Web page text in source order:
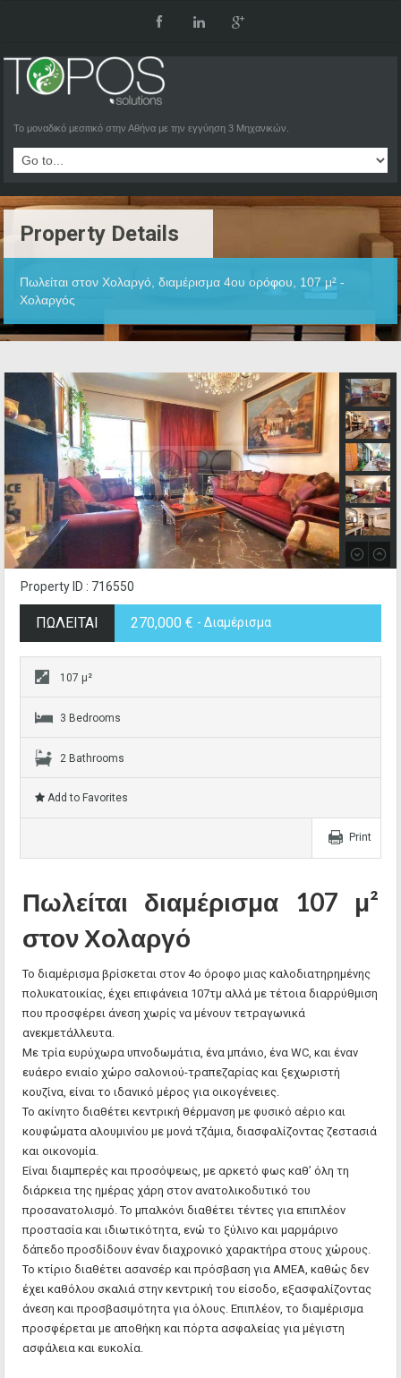
Το μοναδικό μεσιτικό στην Αθήνα με την εγγύηση 3 Μηχανικών.
Property Details
Πωλείται στον Χολαργό, διαμέρισμα 4ου ορόφου, 107 μ² -
Χολαργός
Property ID : 716550
ΠΩΛΕΙΤΑΙ 270,000 € - Διαμέρισμα
107 μ²
3 Bedrooms
2 Bathrooms
Add to Favorites
Print
Πωλείται διαμέρισμα 107 μ²
στον Χολαργό
Το διαμέρισμα βρίσκεται στον 4ο όροφο μιας καλοδιατηρημένης
πολυκατοικίας, έχει επιφάνεια 107τμ αλλά με τέτοια διαρρύθμιση
που προσφέρει άνεση χωρίς να μένουν τετραγωνικά
ανεκμετάλλευτα.
Με τρία ευρύχωρα υπνοδωμάτια, ένα μπάνιο, ένα WC, και έναν
ευάερο ενιαίο χώρο σαλονιού-τραπεζαρίας και ξεχωριστή
κουζίνα, είναι το ιδανικό μέρος για οικογένειες.
Το ακίνητο διαθέτει κεντρική θέρμανση με φυσικό αέριο και
κουφώματα αλουμινίου με μονά τζάμια, διασφαλίζοντας ζεστασιά
και οικονομία.
Είναι διαμπερές και προσόψεως, με αρκετό φως καθ’ όλη τη
διάρκεια της ημέρας χάρη στον ανατολικοδυτικό του
προσανατολισμό. Το μπαλκόνι διαθέτει τέντες για επιπλέον
προστασία και ιδιωτικότητα, ενώ το ξύλινο και μαρμάρινο
δάπεδο προσδίδουν έναν διαχρονικό χαρακτήρα στους χώρους.
Το κτίριο διαθέτει ασανσέρ και πρόσβαση για ΑΜΕΑ, καθώς δεν
έχει καθόλου σκαλιά στην κεντρική του είσοδο, εξασφαλίζοντας
άνεση και προσβασιμότητα για όλους. Επιπλέον, το διαμέρισμα
προσφέρεται με αποθήκη και πόρτα ασφαλείας για μέγιστη
ασφάλεια και ευκολία.